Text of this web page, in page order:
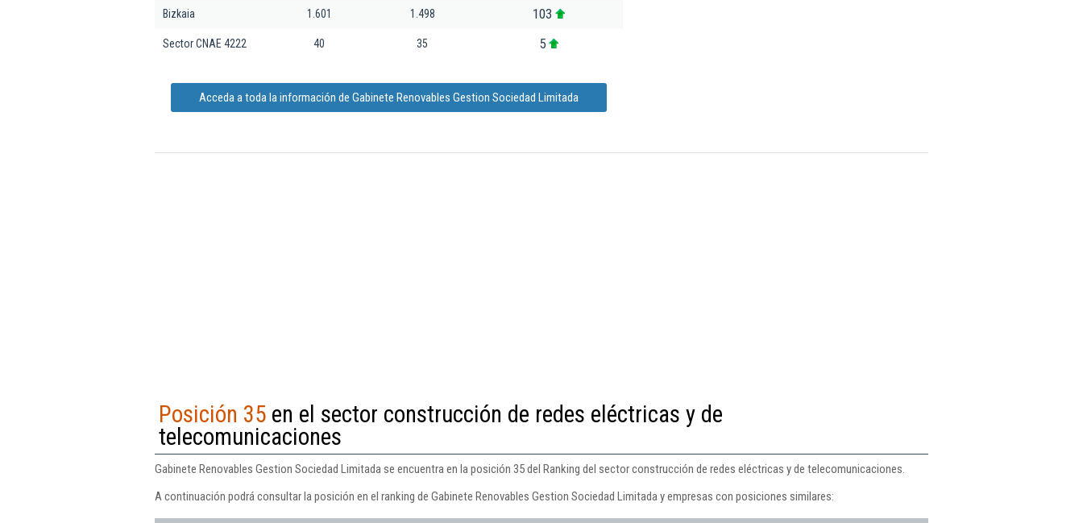
Bizkaia 1.601 1.498 103
Sector CNAE 4222 40 35 5
Acceda a toda la información de Gabinete Renovables Gestion Sociedad Limitada
Posición 35 en el sector construcción de redes eléctricas y de
telecomunicaciones
Gabinete Renovables Gestion Sociedad Limitada se encuentra en la posición 35 del Ranking del sector construcción de redes eléctricas y de telecomunicaciones.
A continuación podrá consultar la posición en el ranking de Gabinete Renovables Gestion Sociedad Limitada y empresas con posiciones similares: